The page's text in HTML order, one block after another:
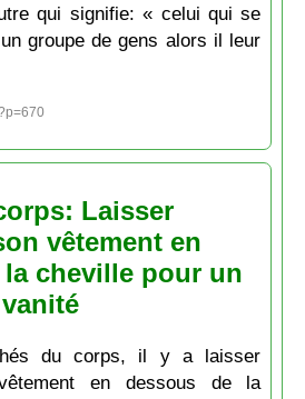
qui signifie: « celui qui se
groupe de gens alors il leur
Laisser
vêtement en
cheville pour un
du corps, il y a laisser
en dessous de la